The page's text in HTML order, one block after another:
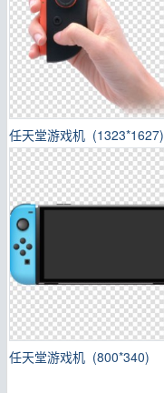
任天堂游戏机 (1323*1627)
任天堂游戏机 (800*340)